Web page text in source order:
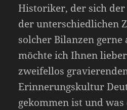
Historiker, der sich
der unterschiedlichen
solcher Bilanzen
möchte ich Ihnen
zweifellos
Erinnerungskultur
gekommen ist und